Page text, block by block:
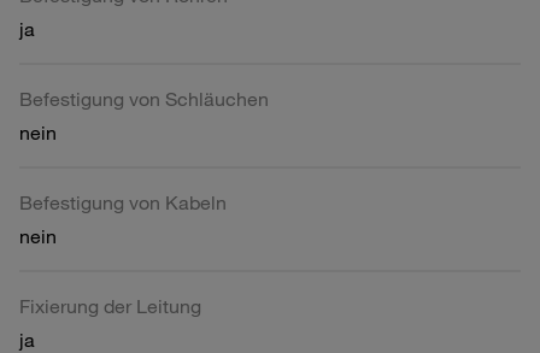
ja
Befestigung von Schläuchen
nein
Befestigung von Kabeln
nein
Fixierung der Leitung
ja